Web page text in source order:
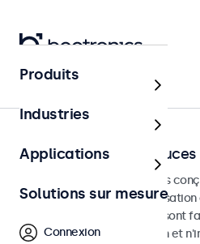
Écrans tactiles
Écrans tactiles 17 pouces
Écrans tactiles de 17 pouces
professionnelles et une
écran tactile de 17 pouces sont
n'importe quelle application et
Produits
Industries
Applications
Solutions sur mesure
Connexion